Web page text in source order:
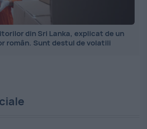
din Sri Lanka, explicat de un
român. Sunt destul de volatili